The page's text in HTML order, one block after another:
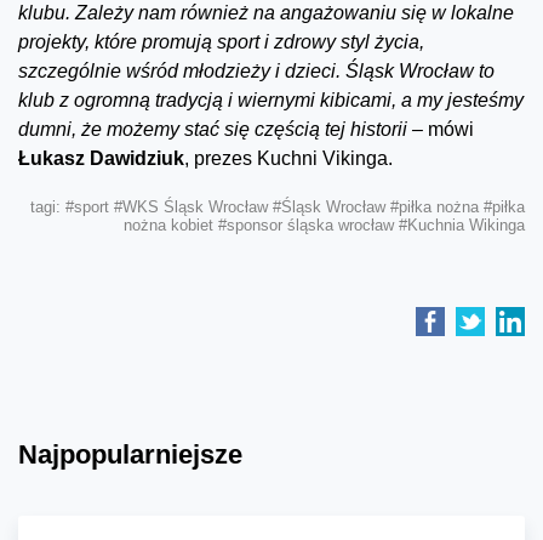
klubu. Zależy nam również na angażowaniu się w lokalne
projekty, które promują sport i zdrowy styl życia,
szczególnie wśród młodzieży i dzieci. Śląsk Wrocław to
klub z ogromną tradycją i wiernymi kibicami, a my jesteśmy
dumni, że możemy stać się częścią tej historii – mówi
Łukasz Dawidziuk, prezes Kuchni Vikinga.
tagi: #sport #WKS Śląsk Wrocław #Śląsk Wrocław #piłka nożna #piłka
nożna kobiet #sponsor śląska wrocław #Kuchnia Wikinga
Najpopularniejsze